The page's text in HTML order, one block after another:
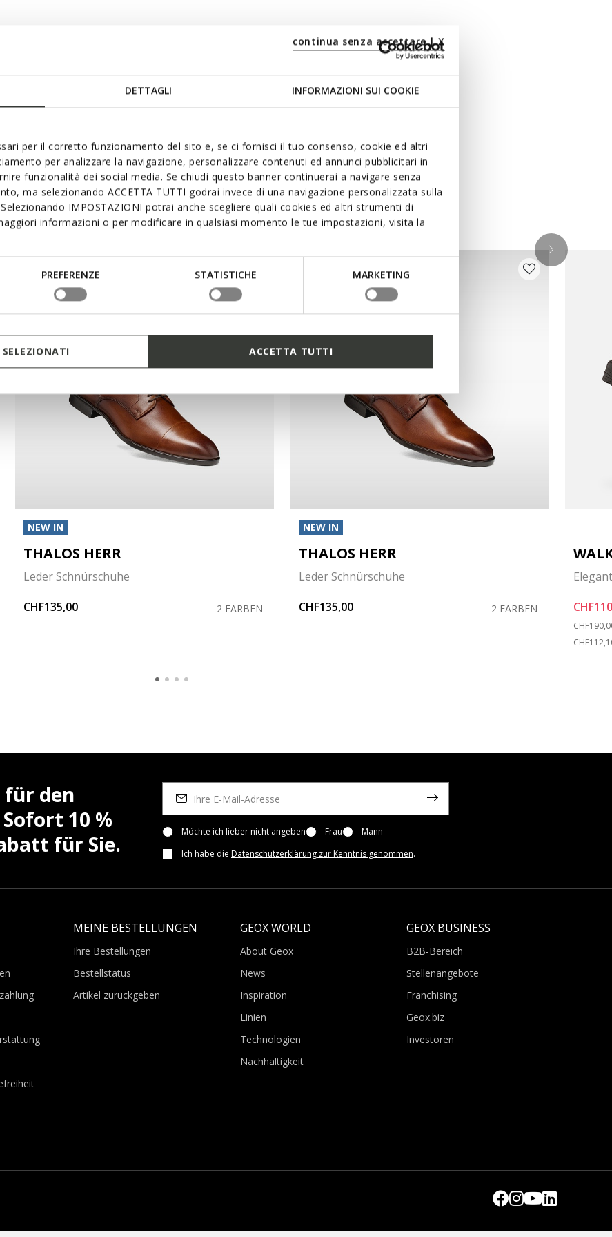
DETTAGLI INFORMAZIONI SUI COOKIE
per il corretto funzionamento del sito e, se ci fornisci il tuo consenso, cookie ed altri
per analizzare la navigazione, personalizzare contenuti ed annunci pubblicitari in
funzionalità dei social media. Se chiudi questo banner continuerai a navigare senza
ma selezionando ACCETTA TUTTI godrai invece di una navigazione personalizzata sulla
IMPOSTAZIONI potrai anche scegliere quali cookies ed altri strumenti di
informazioni o per modificare in qualsiasi momento le tue impostazioni, visita la
PREFERENZE STATISTICHE MARKETING
continua senza accettare | X
SELEZIONATI ACCETTA TUTTI
Innensohle
gefallen:
NEW IN
THALOS HERR
Leder Schnürschuhe
CHF135,00
2 FARBEN
NEW IN
THALOS HERR
Leder Schnürschuhe
CHF135,00
2 FARBEN
Price
für den
10 %
für Sie.
Möchte ich lieber nicht angeben Frau
Mann
Ich habe die Datenschutzerklärung zur Kenntnis genommen.
MEINE BESTELLUNGEN
Ihre Bestellungen
Bestellstatus
Artikel zurückgeben
GEOX WORLD
About Geox
News
Inspiration
Linien
Technologien
Nachhaltigkeit
GEOX BUSINESS
B2B-Bereich
Stellenangebote
Franchising
Geox.biz
Investoren